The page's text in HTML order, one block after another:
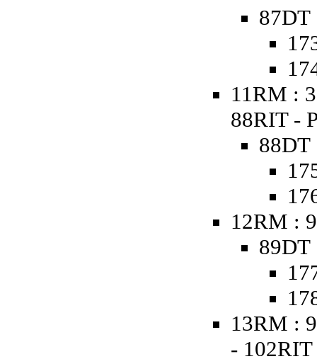
87DT
11RM :
88RIT -
88DT
12RM :
89DT
13RM :
-